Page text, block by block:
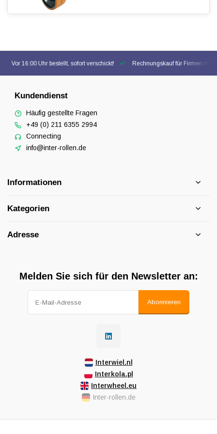
Vor 16:00 Uhr bestellt, sofort verschickt! Rechnungskauf für Firmen
Kundendienst
Häufig gestellte Fragen
+49 (0) 211 6355 2994
Connecting
info@inter-rollen.de
Informationen
Kategorien
Adresse
Melden Sie sich für den Newsletter an:
Abonnieren
Interwiel.nl
Interkola.pl
Interwheel.eu
Inter-rollen.de